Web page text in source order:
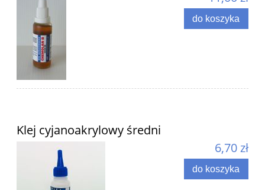
do koszyka
Klej cyjanoakrylowy średni
6,70 zł
do koszyka